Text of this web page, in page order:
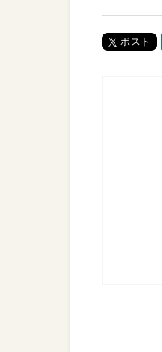
ポスト